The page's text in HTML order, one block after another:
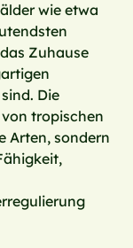
wie etwa
Zuhause
Die
tropischen
Arten, sondern